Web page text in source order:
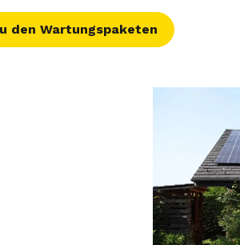
den Wartungspaketen